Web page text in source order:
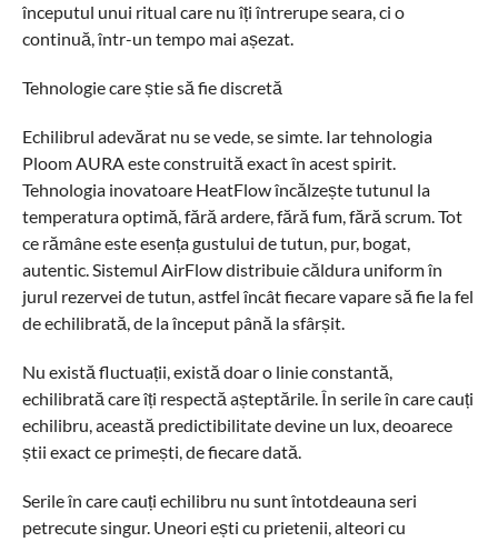
începutul unui ritual care nu îți întrerupe seara, ci o
continuă, într-un tempo mai așezat.
Tehnologie care știe să fie discretă
Echilibrul adevărat nu se vede, se simte. Iar tehnologia
Ploom AURA este construită exact în acest spirit.
Tehnologia inovatoare HeatFlow încălzește tutunul la
temperatura optimă, fără ardere, fără fum, fără scrum. Tot
ce rămâne este esența gustului de tutun, pur, bogat,
autentic. Sistemul AirFlow distribuie căldura uniform în
jurul rezervei de tutun, astfel încât fiecare vapare să fie la fel
de echilibrată, de la început până la sfârșit.
Nu există fluctuații, există doar o linie constantă,
echilibrată care îți respectă așteptările. În serile în care cauți
echilibru, această predictibilitate devine un lux, deoarece
știi exact ce primești, de fiecare dată.
Serile în care cauți echilibru nu sunt întotdeauna seri
petrecute singur. Uneori ești cu prietenii, alteori cu